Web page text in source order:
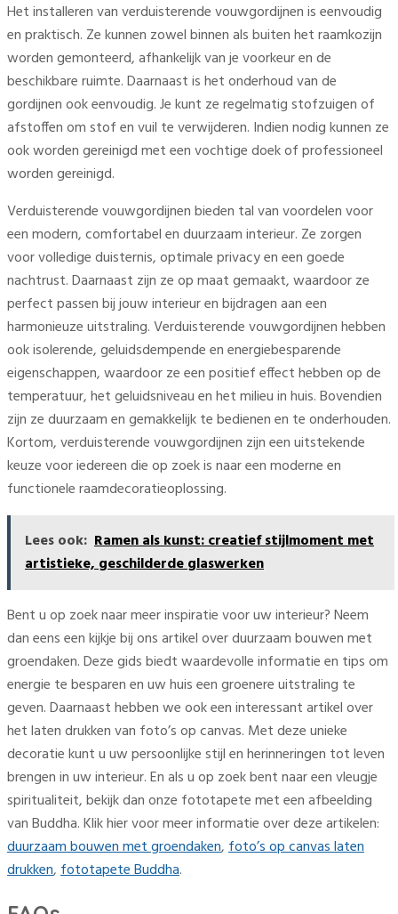
Het installeren van verduisterende vouwgordijnen is eenvoudig
en praktisch. Ze kunnen zowel binnen als buiten het raamkozijn
worden gemonteerd, afhankelijk van je voorkeur en de
beschikbare ruimte. Daarnaast is het onderhoud van de
gordijnen ook eenvoudig. Je kunt ze regelmatig stofzuigen of
afstoffen om stof en vuil te verwijderen. Indien nodig kunnen ze
ook worden gereinigd met een vochtige doek of professioneel
worden gereinigd.
Verduisterende vouwgordijnen bieden tal van voordelen voor
een modern, comfortabel en duurzaam interieur. Ze zorgen
voor volledige duisternis, optimale privacy en een goede
nachtrust. Daarnaast zijn ze op maat gemaakt, waardoor ze
perfect passen bij jouw interieur en bijdragen aan een
harmonieuze uitstraling. Verduisterende vouwgordijnen hebben
ook isolerende, geluidsdempende en energiebesparende
eigenschappen, waardoor ze een positief effect hebben op de
temperatuur, het geluidsniveau en het milieu in huis. Bovendien
zijn ze duurzaam en gemakkelijk te bedienen en te onderhouden.
Kortom, verduisterende vouwgordijnen zijn een uitstekende
keuze voor iedereen die op zoek is naar een moderne en
functionele raamdecoratieoplossing.
Lees ook: Ramen als kunst: creatief stijlmoment met
artistieke, geschilderde glaswerken
Bent u op zoek naar meer inspiratie voor uw interieur? Neem
dan eens een kijkje bij ons artikel over duurzaam bouwen met
groendaken. Deze gids biedt waardevolle informatie en tips om
energie te besparen en uw huis een groenere uitstraling te
geven. Daarnaast hebben we ook een interessant artikel over
het laten drukken van foto’s op canvas. Met deze unieke
decoratie kunt u uw persoonlijke stijl en herinneringen tot leven
brengen in uw interieur. En als u op zoek bent naar een vleugje
spiritualiteit, bekijk dan onze fototapete met een afbeelding
van Buddha. Klik hier voor meer informatie over deze artikelen:
duurzaam bouwen met groendaken,foto’s op canvas laten
drukken,fototapete Buddha.